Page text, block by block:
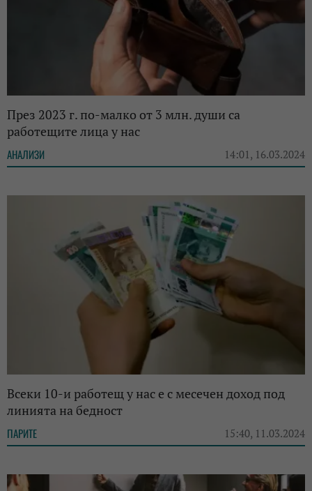
През 2023 г. по-малко от 3 млн. души са
работещите лица у нас
АНАЛИЗИ 14:01, 16.03.2024
Всеки 10-и работещ у нас е с месечен доход под
линията на бедност
ПАРИТЕ 15:40, 11.03.2024